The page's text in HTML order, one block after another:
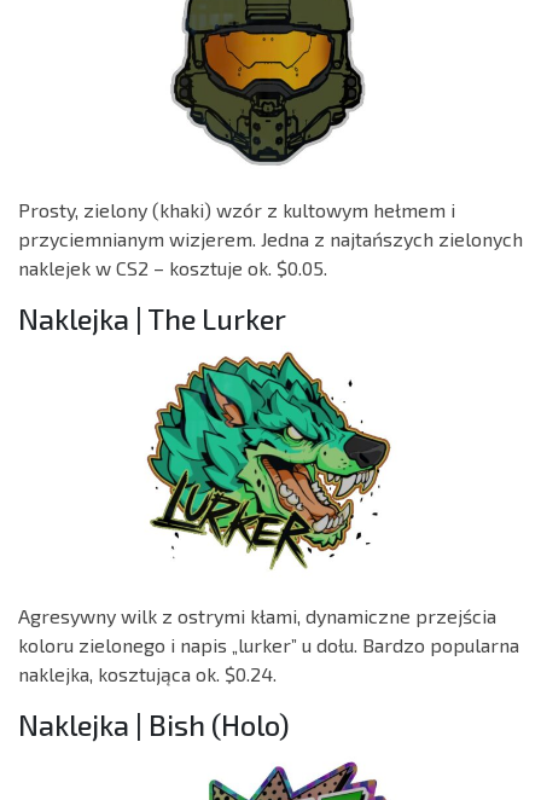
Prosty, zielony (khaki) wzór z kultowym hełmem i
przyciemnianym wizjerem. Jedna z najtańszych zielonych
naklejek w CS2 – kosztuje ok. $0.05.
Naklejka | The Lurker
Agresywny wilk z ostrymi kłami, dynamiczne przejścia
koloru zielonego i napis „lurker” u dołu. Bardzo popularna
naklejka, kosztująca ok. $0.24.
Naklejka | Bish (Holo)